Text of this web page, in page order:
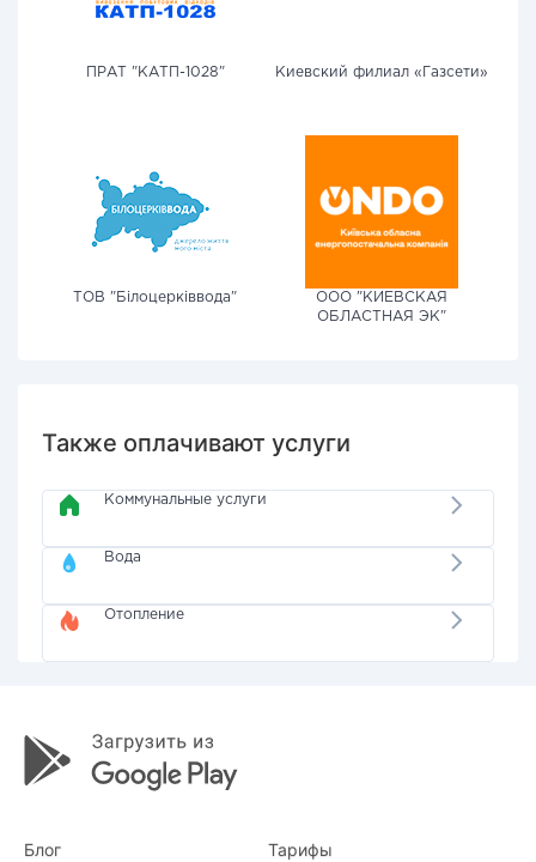
ПРАТ "КАТП-1028" Киевский филиал «Газсети»
ТОВ "Білоцерківвода"
ООО "КИЕВСКАЯ
ОБЛАСТНАЯ ЭК"
Также оплачивают услуги
Коммунальные услуги
Вода
Отопление
Блог Тарифы